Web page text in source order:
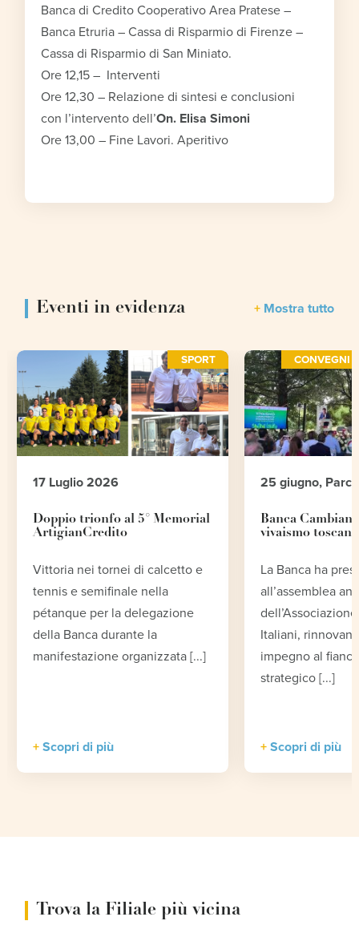
Banca di Credito Cooperativo Area Pratese –
Banca Etruria – Cassa di Risparmio di Firenze –
Cassa di Risparmio di San Miniato.
Ore 12,15 – Interventi
Ore 12,30 – Relazione di sintesi e conclusioni
con l’intervento dell’On. Elisa Simoni
Ore 13,00 – Fine Lavori. Aperitivo
Eventi in evidenza Mostra tutto
SPORT
17 Luglio 2026
Doppio trionfo al 5° Memorial
ArtigianCredito
Vittoria nei tornei di calcetto e
tennis e semifinale nella
pétanque per la delegazione
della Banca durante la
manifestazione organizzata [...]
Scopri di più
CONVEGNI
25 giugno,
Banca
vivaismo toscano
La Banca ha
all’assemblea
Italiani,
impegno al
strategico [...]
Scopri di più
Trova la Filiale più vicina